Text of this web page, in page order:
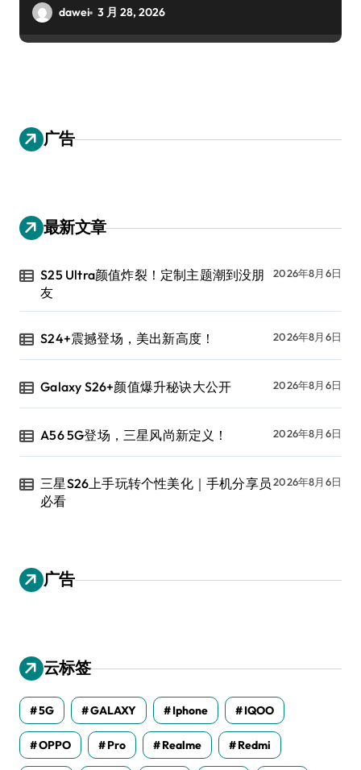
dawei 3 月 28, 2026
广告
最新文章
S25 Ultra颜值炸裂！定制主题潮到没朋
友
2026年8月6日
S24+震撼登场，美出新高度！ 2026年8月6日
Galaxy S26+颜值爆升秘诀大公开 2026年8月6日
A56 5G登场，三星风尚新定义！ 2026年8月6日
三星S26上手玩转个性美化｜手机分享员
必看
2026年8月6日
广告
云标签
5G GALAXY Iphone IQOO
OPPO Pro Realme Redmi